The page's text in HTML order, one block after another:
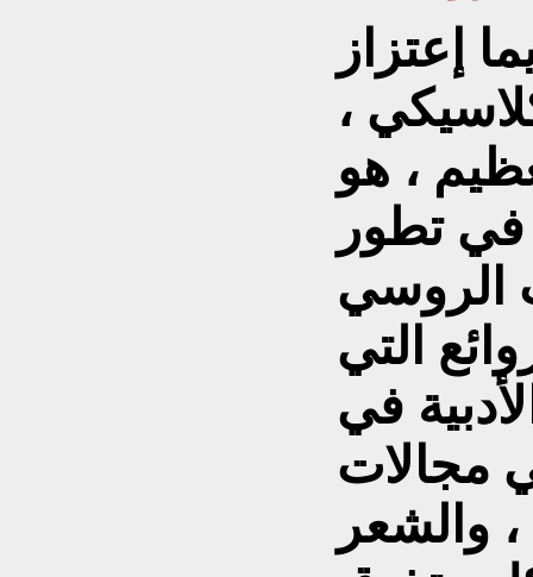
إعتزاز
،
، هو
في تطور
الروسي
التي
في
مجالات
والشعر